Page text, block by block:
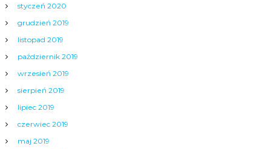
styczeń 2020
grudzień 2019
listopad 2019
październik 2019
wrzesień 2019
sierpień 2019
lipiec 2019
czerwiec 2019
maj 2019